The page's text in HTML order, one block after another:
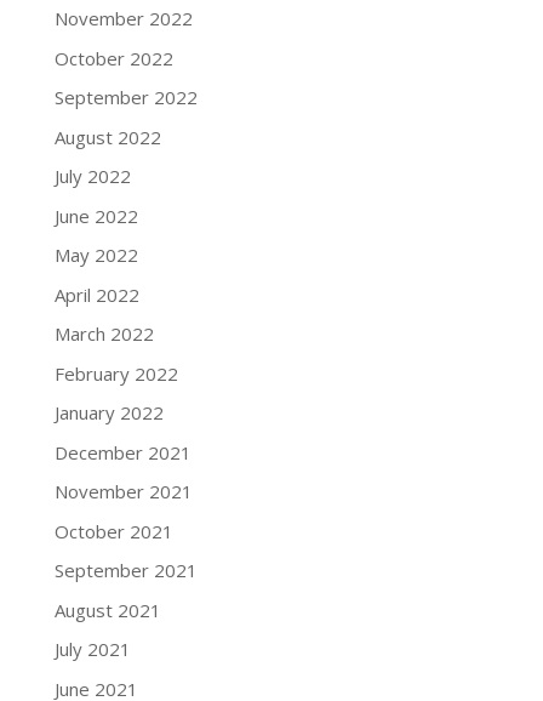
November 2022
October 2022
September 2022
August 2022
July 2022
June 2022
May 2022
April 2022
March 2022
February 2022
January 2022
December 2021
November 2021
October 2021
September 2021
August 2021
July 2021
June 2021